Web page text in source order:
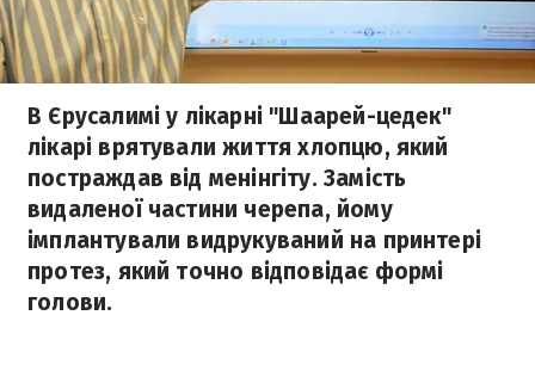
В Єрусалимі у лікарні "Шаарей-цедек"
лікарі врятували життя хлопцю, який
постраждав від менінгіту. Замість
видаленої частини черепа, йому
імплантували видрукуваний на принтері
протез, який точно відповідає формі
голови.